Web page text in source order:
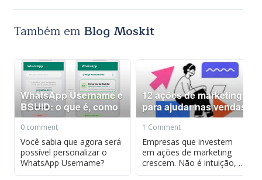
Também em Blog Moskit
WhatsApp Username e
BSUID: o que é, como
usar e como reservar
WhatsApp Username e
BSUID: o que é, como
usar e como reservar
0 comment
Você sabia que agora será
possível personalizar o
WhatsApp Username?
12 ações de marketing
para ajudar nas vendas
+ resultados 12 ações
de marketing para
ajudar nas vendas +
resultados
1 Comment
Empresas que investem
em ações de marketing
crescem. Não é intuição, é
dado. A pesquisa